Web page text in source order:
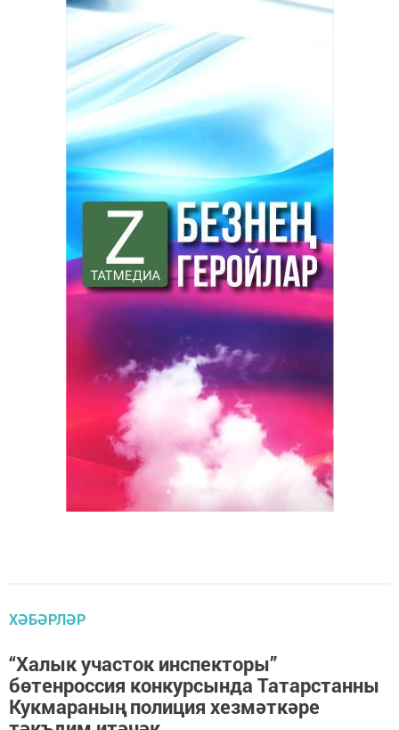
ХӘБӘРЛӘР
“Халык участок инспекторы”
бөтенроссия конкурсында Татарстанны
Кукмараның полиция хезмәткәре